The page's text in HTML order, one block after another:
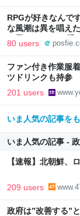
RPGが好きなんで
な風潮は異を唱え
と思ってます 一手
るのがターン制の
しい→「既出だと
(´・ω・｀)」
80 users
ファン付き作業服
ツドリンクも持参
201 users
いま人気の記事を
いま人気の記事 -
【速報】北朝鮮、
209 users
政府は”改善する”